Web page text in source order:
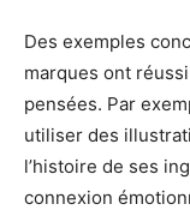
Des exemples
marques ont
pensées. Par
utiliser des
l’histoire de ses
connexion